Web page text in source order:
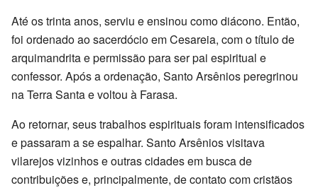
Até os trinta anos, serviu e ensinou como diácono. Então,
foi ordenado ao sacerdócio em Cesareia, com o título de
arquimandrita e permissão para ser pai espiritual e
confessor. Após a ordenação, Santo Arsênios peregrinou
na Terra Santa e voltou à Farasa.
Ao retornar, seus trabalhos espirituais foram intensificados
e passaram a se espalhar. Santo Arsênios visitava
vilarejos vizinhos e outras cidades em busca de
contribuições e, principalmente, de contato com cristãos